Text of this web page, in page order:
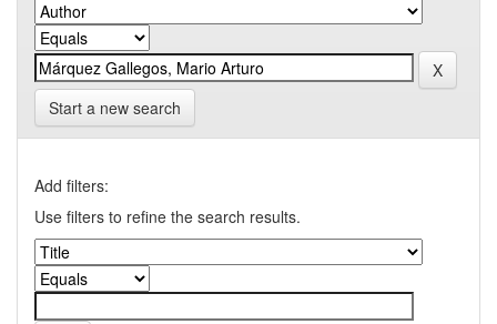
Start a new search
Add filters:
Use filters to refine the search results.